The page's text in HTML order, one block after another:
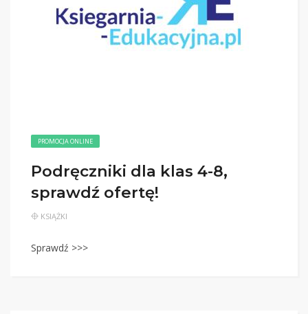
PROMOCJA ONLINE
Podręczniki dla klas 4-8,
sprawdź ofertę!
KSIĄŻKI
Sprawdź >>>